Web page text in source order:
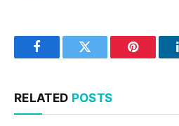
FacebookTwitter Pinterest
RELATED POSTS